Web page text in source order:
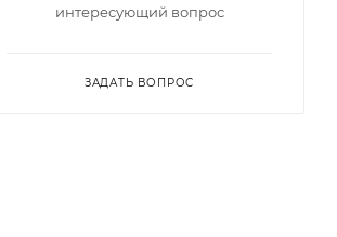
интересующий вопрос
ЗАДАТЬ ВОПРОС